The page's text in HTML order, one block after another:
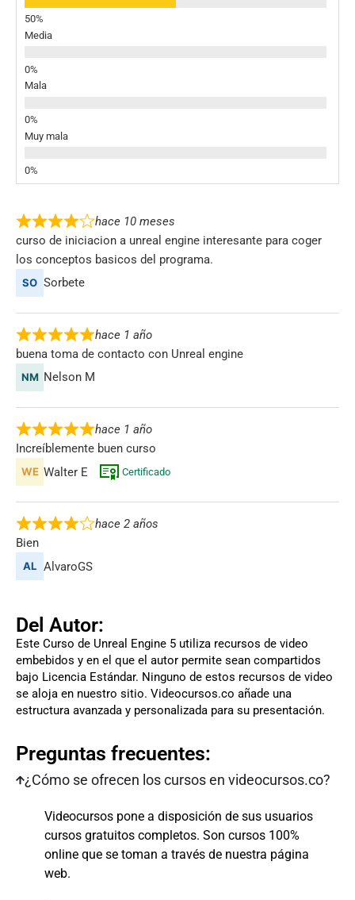
Media
Mala
Muy mala
hace 10 meses
curso de iniciacion a unreal engine interesante para coger
los conceptos basicos del programa.
Sorbete
hace 1 año
buena toma de contacto con Unreal engine
Nelson M
hace 1 año
Increíblemente buen curso
Walter E
Certificado
hace 2 años
Bien
AlvaroGS
Del Autor:
Este Curso de Unreal Engine 5 utiliza recursos de video
embebidos y en el que el autor permite sean compartidos
bajo Licencia Estándar. Ninguno de estos recursos de video
se aloja en nuestro sitio. Videocursos.co añade una
estructura avanzada y personalizada para su presentación.
Preguntas frecuentes:
¿Cómo se ofrecen los cursos en videocursos.co?
Videocursos pone a disposición de sus usuarios
cursos gratuitos completos. Son cursos 100%
online que se toman a través de nuestra página
web.